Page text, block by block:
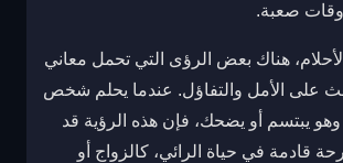
صعبة.
هناك بعض الرؤى التي تحمل معاني
على الأمل والتفاؤل. عندما يحلم شخص
وهو يبتسم أو يضحك، فإن هذه الرؤية قد
قادمة في حياة الرائي، كالزواج أو